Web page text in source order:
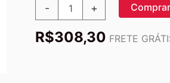
-
Research,
Coagulans,
+ Comprar
R$308,30 FRETE